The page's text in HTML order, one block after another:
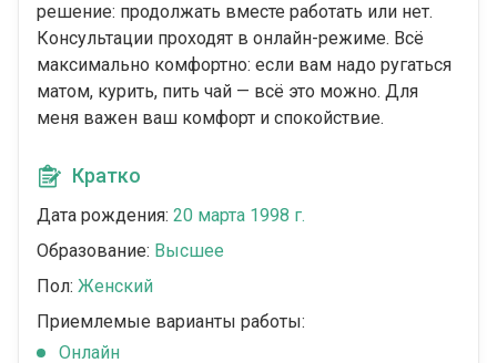
решение: продолжать вместе работать или нет.
Консультации проходят в онлайн-режиме. Всё
максимально комфортно: если вам надо ругаться
матом, курить, пить чай — всё это можно. Для
меня важен ваш комфорт и спокойствие.
Кратко
Дата рождения: 20 марта 1998 г.
Образование: Высшее
Пол: Женский
Приемлемые варианты работы:
Онлайн